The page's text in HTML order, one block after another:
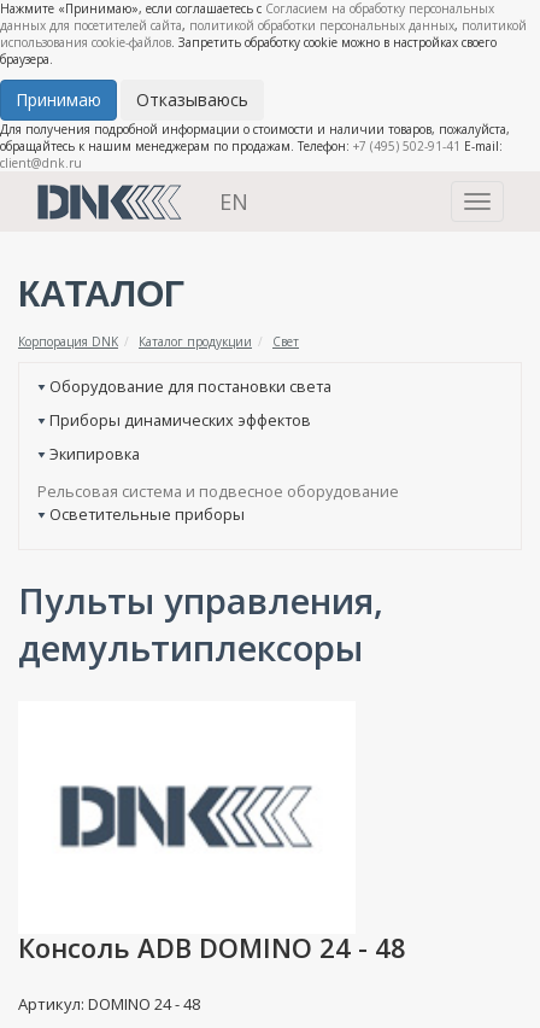
Нажмите «Принимаю», если соглашаетесь с Согласием на обработку персональных
данных для посетителей сайта, политикой обработки персональных данных, политикой
использования cookie-файлов. Запретить обработку cookie можно в настройках своего
браузера.
Принимаю Отказываюсь
Для получения подробной информации о стоимости и наличии товаров, пожалуйста,
обращайтесь к нашим менеджерам по продажам. Телефон: +7 (495) 502-91-41 E-mail:
client@dnk.ru
Toggle
EN
КАТАЛОГ
Корпорация DNK Каталог продукции Свет
Оборудование для постановки света
Приборы динамических эффектов
Экипировка
Рельсовая система и подвесное оборудование
Осветительные приборы
Пульты управления,
демультиплексоры
Консоль ADB DOMINO 24 - 48
Артикул: DOMINO 24 - 48